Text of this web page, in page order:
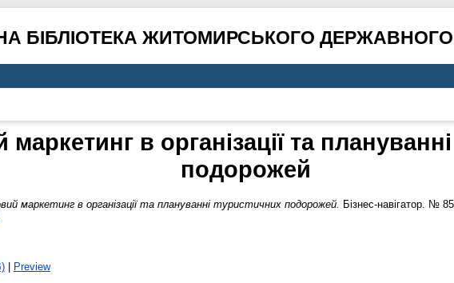
БІБЛІОТЕКА ЖИТОМИРСЬКОГО ДЕРЖАВНОГО
в організації та
подорожей
маркетинг в організації та плануванні туристичних подорожей. Бізнес-навігатор. №
| Preview